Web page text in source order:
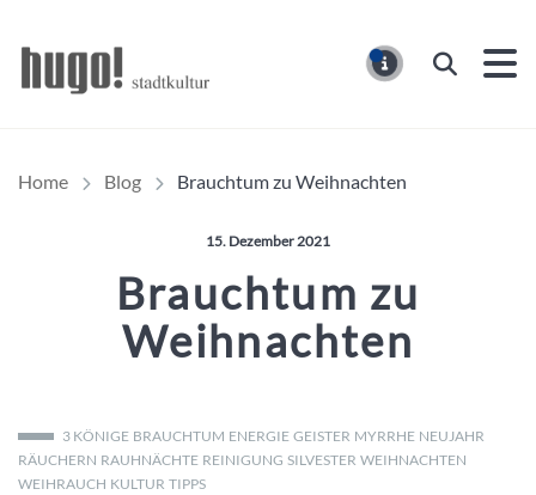
Suchen
Home Blog Brauchtum zu Weihnachten
Veröffentlicht am:
15. Dezember 2021
Brauchtum zu
Weihnachten
3 KÖNIGE BRAUCHTUM ENERGIE GEISTER MYRRHE NEUJAHR
RÄUCHERN RAUHNÄCHTE REINIGUNG SILVESTER WEIHNACHTEN
WEIHRAUCH KULTUR TIPPS